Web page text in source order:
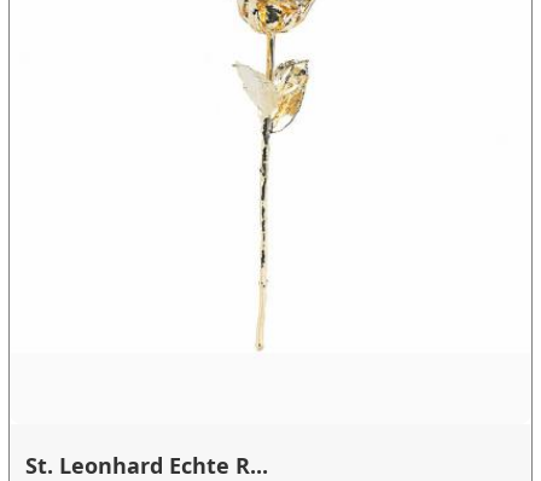
St. Leonhard Echte R...